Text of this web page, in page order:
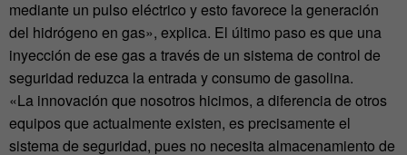
mediante un pulso eléctrico y esto favorece la generación
del hidrógeno en gas», explica. El último paso es que una
inyección de ese gas a través de un sistema de control de
seguridad reduzca la entrada y consumo de gasolina.
«La innovación que nosotros hicimos, a diferencia de otros
equipos que actualmente existen, es precisamente el
sistema de seguridad, pues no necesita almacenamiento de